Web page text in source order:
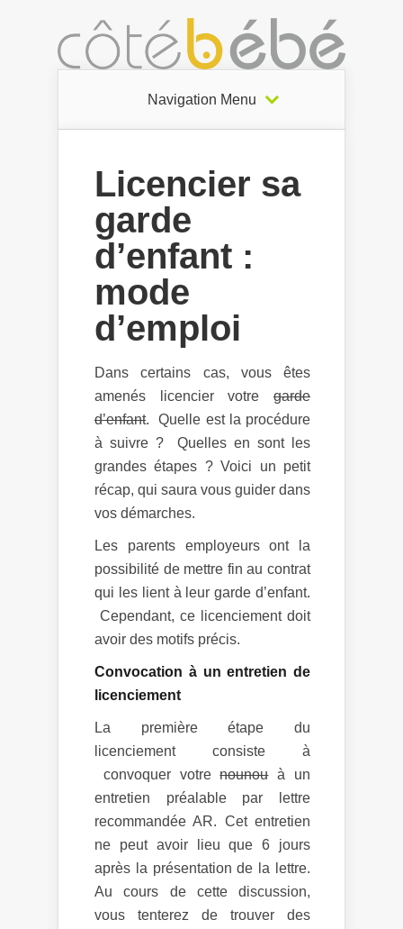
Navigation Menu
Licencier sa
garde
d’enfant :
mode
d’emploi
Dans certains cas, vous êtes
amenés licencier votre garde
d’enfant. Quelle est la procédure
à suivre ? Quelles en sont les
grandes étapes ? Voici un petit
récap, qui saura vous guider dans
vos démarches.
Les parents employeurs ont la
possibilité de mettre fin au contrat
qui les lient à leur garde d’enfant.
Cependant, ce licenciement doit
avoir des motifs précis.
Convocation à un entretien de
licenciement
La première étape du
licenciement consiste à
convoquer votrenounouà un
entretien préalable par lettre
recommandée AR. Cet entretien
ne peut avoir lieu que 6 jours
après la présentation de la lettre.
Au cours de cette discussion,
vous tenterez de trouver des